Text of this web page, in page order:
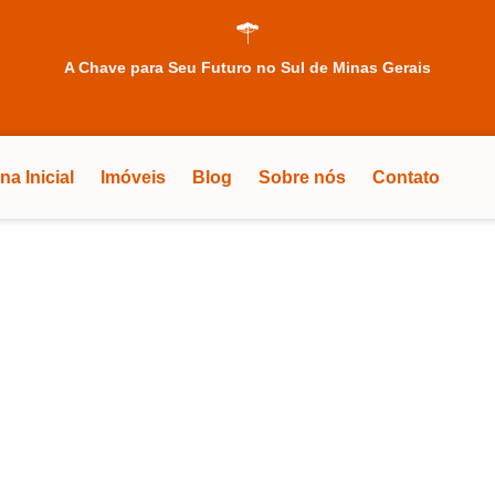
A Chave para Seu Futuro no Sul de Minas Gerais
Inicial Imóveis Blog Sobre nós Contato